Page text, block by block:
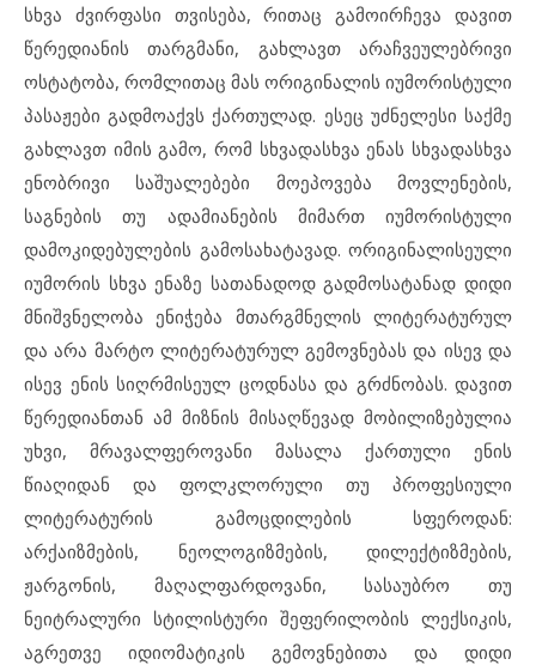
სხვა ძვირფასი თვისება, რითაც გამოირჩევა დავით
წერედიანის თარგმანი, გახლავთ არაჩვეულებრივი
ოსტატობა, რომლითაც მას ორიგინალის იუმორისტული
პასაჟები გადმოაქვს ქართულად. ესეც უძნელესი საქმე
გახლავთ იმის გამო, რომ სხვადასხვა ენას სხვადასხვა
ენობრივი საშუალებები მოეპოვება მოვლენების,
საგნების თუ ადამიანების მიმართ იუმორისტული
დამოკიდებულების გამოსახატავად. ორიგინალისეული
იუმორის სხვა ენაზე სათანადოდ გადმოსატანად დიდი
მნიშვნელობა ენიჭება მთარგმნელის ლიტერატურულ
და არა მარტო ლიტერატურულ გემოვნებას და ისევ და
ისევ ენის სიღრმისეულ ცოდნასა და გრძნობას. დავით
წერედიანთან ამ მიზნის მისაღწევად მობილიზებულია
უხვი, მრავალფეროვანი მასალა ქართული ენის
წიაღიდან და ფოლკლორული თუ პროფესიული
ლიტერატურის გამოცდილების სფეროდან:
არქაიზმების, ნეოლოგიზმების, დილექტიზმების,
ჟარგონის, მაღალფარდოვანი, სასაუბრო თუ
ნეიტრალური სტილისტური შეფერილობის ლექსიკის,
აგრეთვე იდიომატიკის გემოვნებითა და დიდი